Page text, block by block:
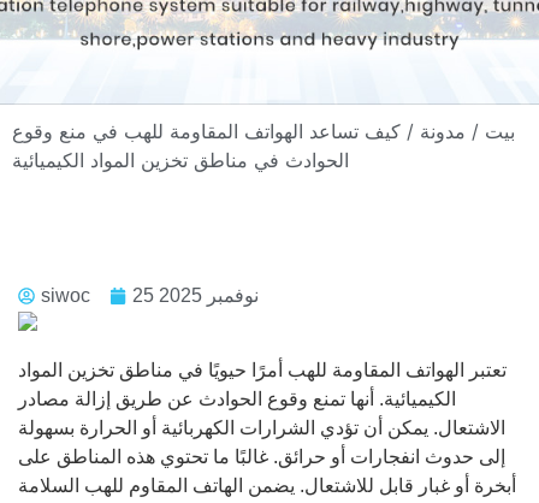
بيت / مدونة / كيف تساعد الهواتف المقاومة للهب في منع وقوع
siwoc
تعتبر الهواتف المقاومة للهب أمرًا حيويًا في مناطق تخزين المواد
الكيميائية. أنها تمنع وقوع الحوادث عن طريق إزالة مصادر
الاشتعال. يمكن أن تؤدي الشرارات الكهربائية أو الحرارة بسهولة
إلى حدوث انفجارات أو حرائق. غالبًا ما تحتوي هذه المناطق على
أبخرة أو غبار قابل للاشتعال. يضمن الهاتف المقاوم للهب السلامة